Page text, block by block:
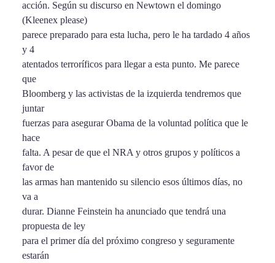
acción. Según su discurso en Newtown el domingo
(Kleenex please)
parece preparado para esta lucha, pero le ha tardado 4 años
y 4
atentados terroríficos para llegar a esta punto. Me parece
que
Bloomberg y las activistas de la izquierda tendremos que
juntar
fuerzas para asegurar Obama de la voluntad política que le
hace
falta. A pesar de que el NRA y otros grupos y políticos a
favor de
las armas han mantenido su silencio esos últimos días, no
va a
durar. Dianne Feinstein ha anunciado que tendrá una
propuesta de ley
para el primer día del próximo congreso y seguramente
estarán